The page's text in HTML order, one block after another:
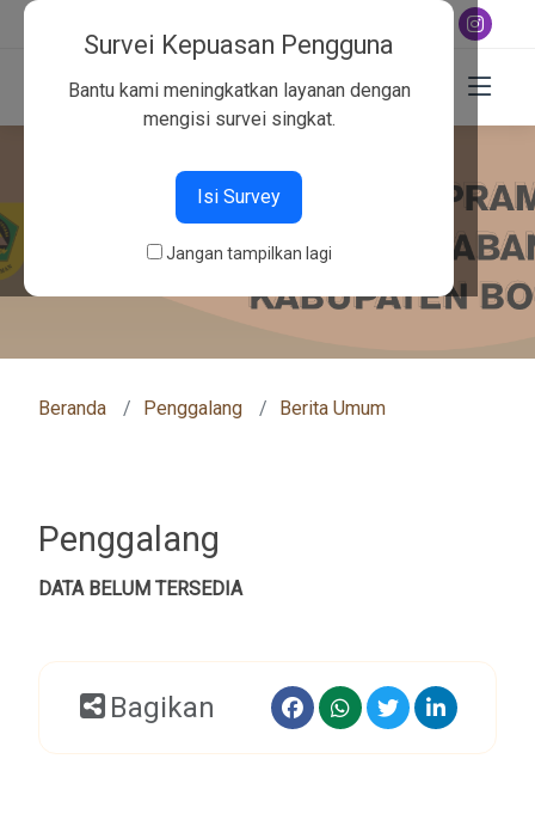
Beranda Penggalang Berita Umum
Penggalang
DATA BELUM TERSEDIA
Bagikan
Survei Kepuasan Pengguna
Bantu kami meningkatkan layanan dengan
mengisi survei singkat.
Isi Survey
Jangan tampilkan lagi